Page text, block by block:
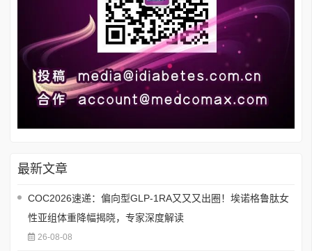
最新文章
COC2026速递：偏向型GLP-1RA又又又出圈！埃诺格鲁肽女
性亚组体重降幅揭晓，专家深度解读
26-08-08